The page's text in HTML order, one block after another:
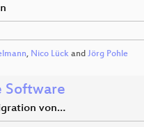
, Nico Lück and Jörg Pohle
Software
von…